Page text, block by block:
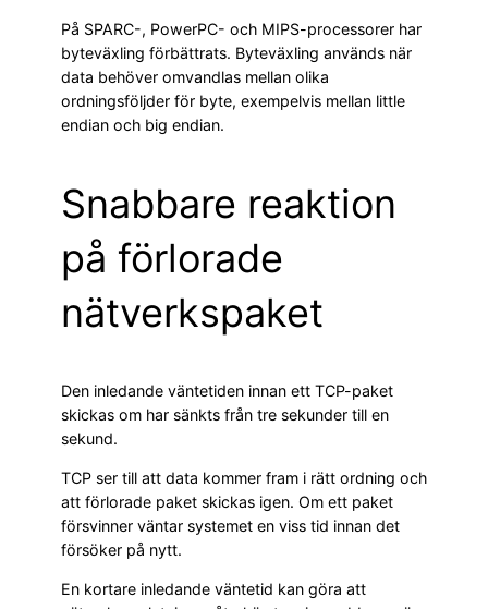
På SPARC-, PowerPC- och MIPS-processorer har
byteväxling förbättrats. Byteväxling används när
data behöver omvandlas mellan olika
ordningsföljder för byte, exempelvis mellan little
endian och big endian.
Snabbare reaktion
på förlorade
nätverkspaket
Den inledande väntetiden innan ett TCP-paket
skickas om har sänkts från tre sekunder till en
sekund.
TCP ser till att data kommer fram i rätt ordning och
att förlorade paket skickas igen. Om ett paket
försvinner väntar systemet en viss tid innan det
försöker på nytt.
En kortare inledande väntetid kan göra att